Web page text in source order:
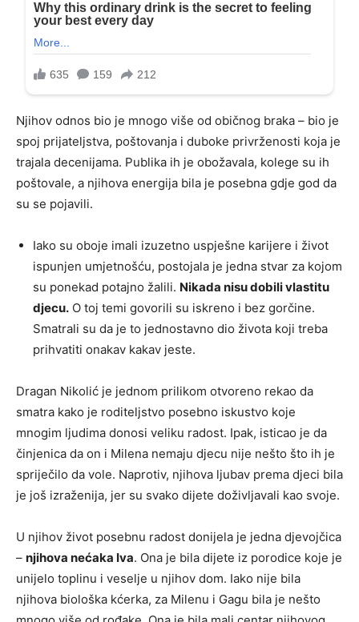
Njihov odnos bio je mnogo više od običnog braka – bio je
spoj prijateljstva, poštovanja i duboke privrženosti koja je
trajala decenijama. Publika ih je obožavala, kolege su ih
poštovale, a njihova energija bila je posebna gdje god da
su se pojavili.
Iako su oboje imali izuzetno uspješne karijere i život
ispunjen umjetnošću, postojala je jedna stvar za kojom
su ponekad potajno žalili. Nikada nisu dobili vlastitu
djecu. O toj temi govorili su iskreno i bez gorčine.
Smatrali su da je to jednostavno dio života koji treba
prihvatiti onakav kakav jeste.
Dragan Nikolić je jednom prilikom otvoreno rekao da
smatra kako je roditeljstvo posebno iskustvo koje
mnogim ljudima donosi veliku radost. Ipak, isticao je da
činjenica da on i Milena nemaju djecu nije nešto što ih je
spriječilo da vole. Naprotiv, njihova ljubav prema djeci bila
je još izraženija, jer su svako dijete doživljavali kao svoje.
U njihov život posebnu radost donijela je jedna djevojčica
– njihova nećaka Iva. Ona je bila dijete iz porodice koje je
unijelo toplinu i veselje u njihov dom. Iako nije bila
njihova biološka kćerka, za Milenu i Gagu bila je nešto